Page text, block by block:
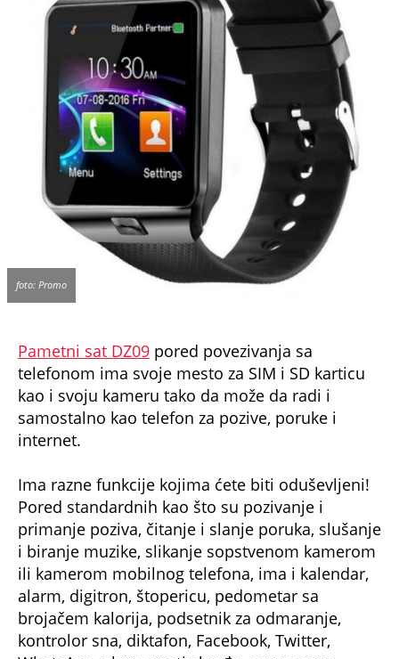
foto: Promo
Pametni sat DZ09 pored povezivanja sa
telefonom ima svoje mesto za SIM i SD karticu
kao i svoju kameru tako da može da radi i
samostalno kao telefon za pozive, poruke i
internet.
Ima razne funkcije kojima ćete biti oduševljeni!
Pored standardnih kao što su pozivanje i
primanje poziva, čitanje i slanje poruka, slušanje
i biranje muzike, slikanje sopstvenom kamerom
ili kamerom mobilnog telefona, ima i kalendar,
alarm, digitron, štopericu, pedometar sa
brojačem kalorija, podsetnik za odmaranje,
kontrolor sna, diktafon, Facebook, Twitter,